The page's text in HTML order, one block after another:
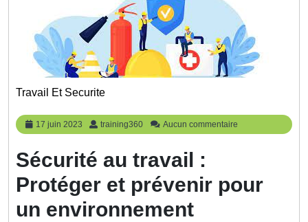
Travail Et Securite
17 juin 2023
17
juin
training360 training360
Aucun commentaire
Sécurité au travail :
Protéger et prévenir pour
un environnement